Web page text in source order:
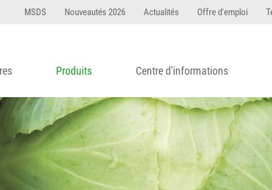
MSDS Nouveautés 2026 Actualités Offre d'emploi
Produits Centre d'informations